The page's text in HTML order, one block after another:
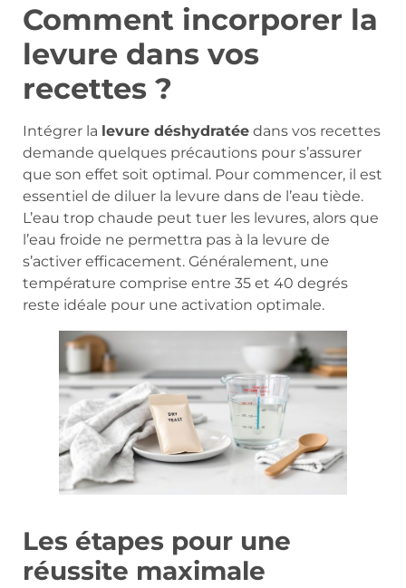
Comment incorporer la
levure dans vos
recettes ?
Intégrer la levure déshydratée dans vos recettes
demande quelques précautions pour s’assurer
que son effet soit optimal. Pour commencer, il est
essentiel de diluer la levure dans de l’eau tiède.
L’eau trop chaude peut tuer les levures, alors que
l’eau froide ne permettra pas à la levure de
s’activer efficacement. Généralement, une
température comprise entre 35 et 40 degrés
reste idéale pour une activation optimale.
Les étapes pour une
réussite maximale